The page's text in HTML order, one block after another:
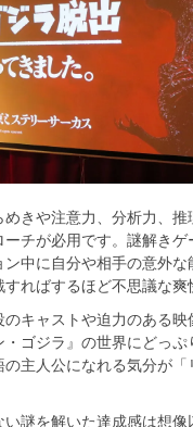
めきや注意力、分析力、
ーチが必用です。謎解き
ン中に自分や相手の意外な
ればするほど不思議な爽
のキャストや迫力のある
・ゴジラ』の世界にどっ
の主人公になれる気分が
謎を解いた達成感は想像